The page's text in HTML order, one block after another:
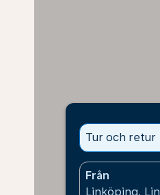
Tur och retur
Från